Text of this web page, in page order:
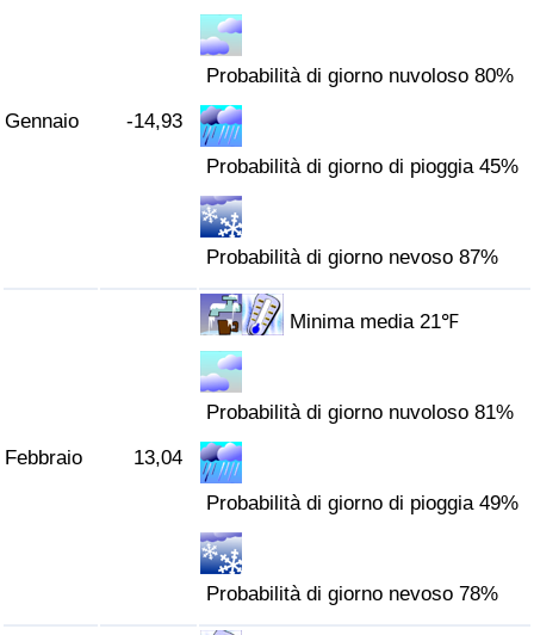
Gennaio -14,93
Probabilità di giorno nuvoloso 80%
Probabilità di giorno di pioggia 45%
Probabilità di giorno nevoso 87%
Febbraio 13,04
Minima media 21℉
Probabilità di giorno nuvoloso 81%
Probabilità di giorno di pioggia 49%
Probabilità di giorno nevoso 78%
Indice dell’Inquinamento (Corrente)
Indice di inquinamento
Indice dell’Inquinamento per Nazione
Indice del traffico (Corrente)
Indice del traffico per Nazione